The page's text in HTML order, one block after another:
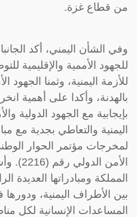
من قطاع غزة.
وفي الشأن اليمني، أكد
للجهود الأممية
للأزمة اليمنية، وثمنا الجهود
بالهدنة، وأكدا على أهمية
بإيجابية مع الجهود الدولية
اليمنية والتعاطي بجدية مع
لمخرجات مؤتمر الحوار
الأمن
المملكة ومبادراتها العديدة
بين الأطراف اليمنية،
المساعدات الإنسانية لكل